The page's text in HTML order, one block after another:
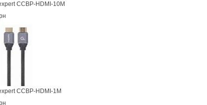
CCBP-HDMI-10M
CCBP-HDMI-1M